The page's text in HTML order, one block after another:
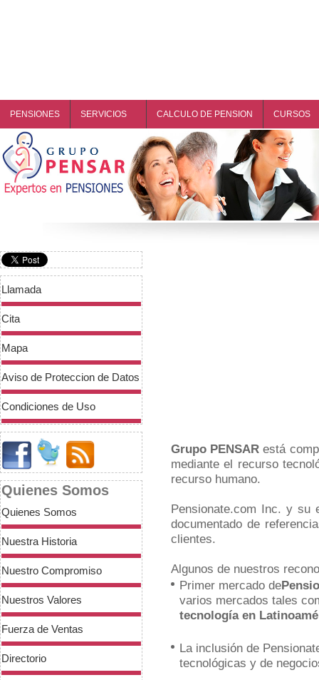
PENSIONES SERVICIOS CALCULO DE PENSION CURSOS
Llamada
Cita
Mapa
Aviso de Proteccion de Datos
Condiciones de Uso
Quienes Somos
Quienes Somos
Nuestra Historia
Nuestro Compromiso
Nuestros Valores
Fuerza de Ventas
Directorio
You make things so clear.
Thanks for tknaig the time!
(AM)
Grupo PENSAR está
mediante el recurso
recurso humano.
Pensionate.com Inc. y su
documentado de
clientes.
Algunos de nuestros
Primer mercado de
varios mercados tales
tecnología en
La inclusión de
tecnológicas y de